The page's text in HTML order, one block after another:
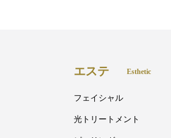
エステ Esthetic
フェイシャル
光トリートメント